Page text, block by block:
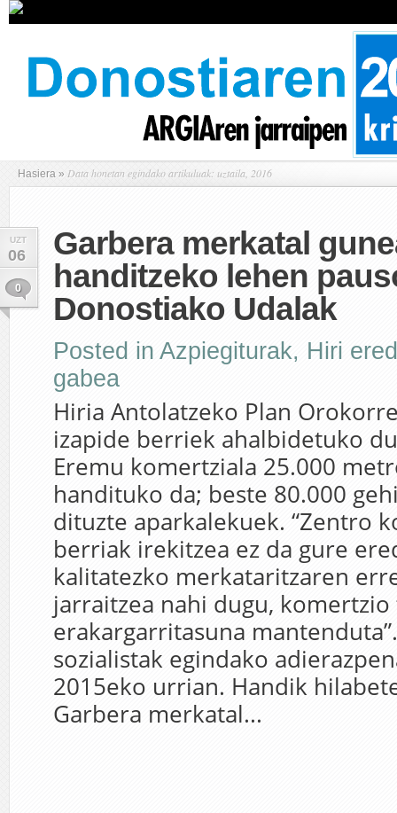
Hasiera » Data honetan egindako artikuluak: uztaila, 2016
UZT
06
0
Garbera merkatal
handitzeko lehen
Donostiako Udalak
Posted in Azpiegiturak, Hiri
gabea
Hiria Antolatzeko Plan
izapide berriek ahalbidetuko
Eremu komertziala 25.000
handituko da; beste 80.000
dituzte aparkalekuek. “Zentro
berriak irekitzea ez da gure
kalitatezko merkataritzaren
jarraitzea nahi dugu,
erakargarritasuna
sozialistak egindako
2015eko urrian. Handik
Garbera merkatal...